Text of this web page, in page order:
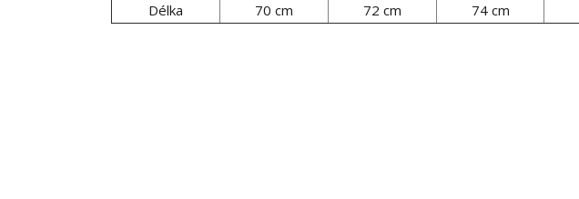
Délka
70 cm 72 cm 74 cm